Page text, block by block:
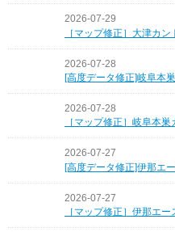
2026-07-29
［マップ修正］大津カ
2026-07-28
[高度データ修正]岐阜本
2026-07-28
［マップ修正］岐阜本
2026-07-27
[高度データ修正]伊那エ
2026-07-27
［マップ修正］伊那エ